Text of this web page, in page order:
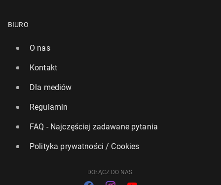
Media: Le­wan­dow­ski bliski trans­fe­ru do Chicago
BIURO
O nas
Kontakt
Dla mediów
Regulamin
FAQ - Najczęściej zadawane pytania
Polityka prywatności / Cookies
DOŁĄCZ DO NAS: